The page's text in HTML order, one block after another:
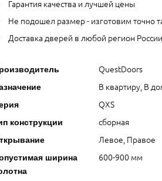
Гарантия качества и лучшей цены
Не подошел размер - изготовим точно
Доставка дверей в любой регион России
QuestDoors
В квартиру, В
QXS
конструкции сборная
Левое, Правое
ширина
600-900 мм